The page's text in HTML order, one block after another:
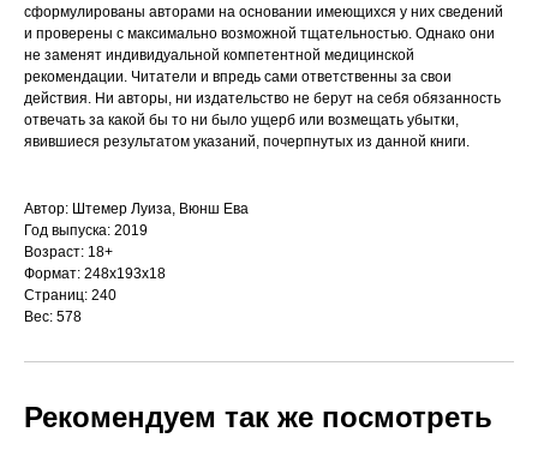
сформулированы авторами на основании имеющихся у них сведений
и проверены с максимально возможной тщательностью. Однако они
не заменят индивидуальной компетентной медицинской
рекомендации. Читатели и впредь сами ответственны за свои
действия. Ни авторы, ни издательство не берут на себя обязанность
отвечать за какой бы то ни было ущерб или возмещать убытки,
явившиеся результатом указаний, почерпнутых из данной книги.
Автор: Штемер Луиза, Вюнш Ева
Год выпуска: 2019
Возраст: 18+
Формат: 248x193x18
Страниц: 240
Вес: 578
Рекомендуем так же посмотреть